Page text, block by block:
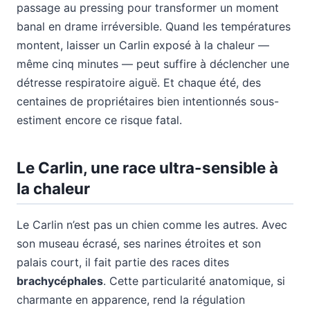
passage au pressing pour transformer un moment
banal en drame irréversible. Quand les températures
montent, laisser un Carlin exposé à la chaleur —
même cinq minutes — peut suffire à déclencher une
détresse respiratoire aiguë. Et chaque été, des
centaines de propriétaires bien intentionnés sous-
estiment encore ce risque fatal.
Le Carlin, une race ultra-sensible à
la chaleur
Le Carlin n’est pas un chien comme les autres. Avec
son museau écrasé, ses narines étroites et son
palais court, il fait partie des races dites
brachycéphales. Cette particularité anatomique, si
charmante en apparence, rend la régulation